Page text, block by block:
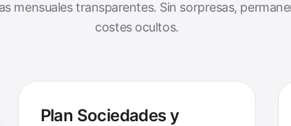
mensuales transparentes. Sin sorpresas,
costes ocultos.
Plan Sociedades y